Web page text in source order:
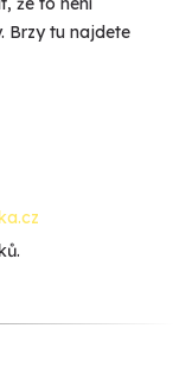
Brzy tu najdete